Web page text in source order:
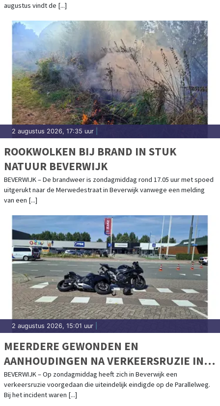
augustus vindt de [...]
2 augustus 2026, 17:35 uur
ROOKWOLKEN BIJ BRAND IN STUK
NATUUR BEVERWIJK
BEVERWIJK – De brandweer is zondagmiddag rond 17.05 uur met spoed
uitgerukt naar de Merwedestraat in Beverwijk vanwege een melding
van een [...]
2 augustus 2026, 15:01 uur
MEERDERE GEWONDEN EN
AANHOUDINGEN NA VERKEERSRUZIE IN
BEVERWIJK
BEVERWIJK – Op zondagmiddag heeft zich in Beverwijk een
verkeersruzie voorgedaan die uiteindelijk eindigde op de Parallelweg.
Bij het incident waren [...]